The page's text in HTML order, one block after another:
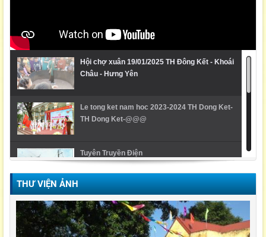
Hội chợ xuân 19/01/2025 TH Đông Kết - Khoái
Châu - Hưng Yên
Le tong ket nam hoc 2023-2024 TH Dong Ket-
TH Dong Ket-@@@
Tuyên Truyền Điện
Video Lễ trao giải cuộc thi Violympic Quốc gia
THƯ VIỆN ẢNH